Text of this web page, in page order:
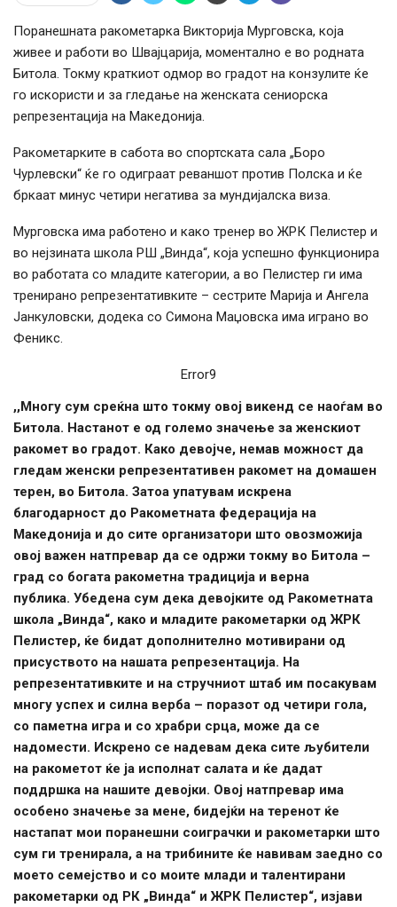
Поранешната ракометарка Викторија Мурговска, која
живее и работи во Швајцарија, моментално е во родната
Битола. Токму краткиот одмор во градот на конзулите ќе
го искористи и за гледање на женската сениорска
репрезентација на Македонија.
Ракометарките в сабота во спортската сала „Боро
Чурлевски“ ќе го одиграат реваншот против Полска и ќе
бркаат минус четири негатива за мундијалска виза.
Мурговска има работено и како тренер во ЖРК Пелистер и
во нејзината школа РШ „Винда“, која успешно функционира
во работата со младите категории, а во Пелистер ги има
тренирано репрезентативките – сестрите Марија и Ангела
Јанкуловски, додека со Симона Маџовска има играно во
Феникс.
Error9
,,Многу сум среќна што токму овој викенд се наоѓам во
Битола. Настанот е од големо значење за женскиот
ракомет во градот. Како девојче, немав можност да
гледам женски репрезентативен ракомет на домашен
терен, во Битола. Затоа упатувам искрена
благодарност до Ракометната федерација на
Македонија и до сите организатори што овозможија
овој важен натпревар да се одржи токму во Битола –
град со богата ракометна традиција и верна
публика. Убедена сум дека девојките од Ракометната
школа „Винда“, како и младите ракометарки од ЖРК
Пелистер, ќе бидат дополнително мотивирани од
присуството на нашата репрезентација. На
репрезентативките и на стручниот штаб им посакувам
многу успех и силна верба – поразот од четири гола,
со паметна игра и со храбри срца, може да се
надомести. Искрено се надевам дека сите љубители
на ракометот ќе ја исполнат салата и ќе дадат
поддршка на нашите девојки. Овој натпревар има
особено значење за мене, бидејќи на теренот ќе
настапат мои поранешни соиграчки и ракометарки што
сум ги тренирала, а на трибините ќе навивам заедно со
моето семејство и со моите млади и талентирани
ракометарки од РК „Винда“ и ЖРК Пелистер“, изјави